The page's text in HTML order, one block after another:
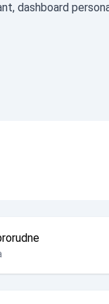
dashboard